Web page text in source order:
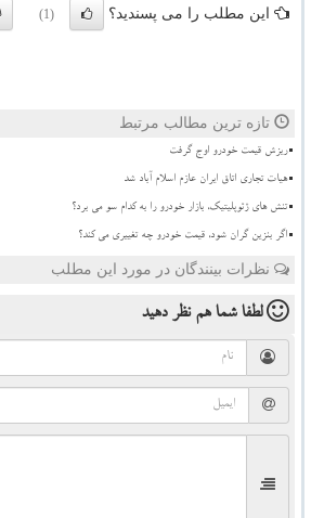
این مطلب را می پسندید؟ (1)
تازه ترین مطالب مرتبط
ریزش قیمت خودرو اوج گرفت
هیات تجاری اتاق ایران عازم اسلام آباد شد
تنش های ژئوپلیتیک، بازار خودرو را به کدام سو می برد؟
اگر بنزین گران شود، قیمت خودرو چه تغییری می کند؟
نظرات بینندگان در مورد این مطلب
لطفا شما همنظر دهید